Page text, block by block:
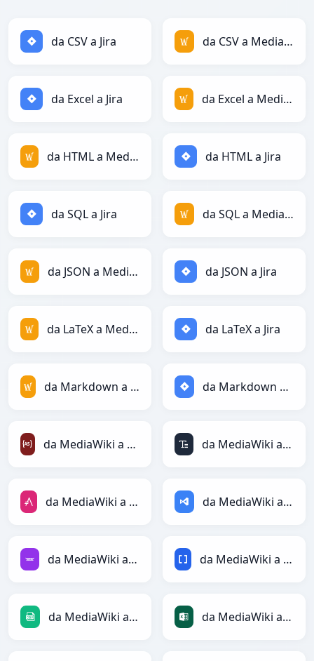
da CSV a Jira da CSV a MediaWiki
da Excel a Jira da Excel a MediaWiki
da HTML a MediaWiki da HTML a Jira
da SQL a Jira da SQL a MediaWiki
da JSON a MediaWiki da JSON a Jira
da LaTeX a MediaWiki da LaTeX a Jira
da Markdown a MediaWiki da Markdown a Jira
da MediaWiki a ActionScript da MediaWiki a ASCII
da MediaWiki a AsciiDoc da MediaWiki a ASP
da MediaWiki a Avro da MediaWiki a BBCode
da MediaWiki a CSV da MediaWiki a Excel